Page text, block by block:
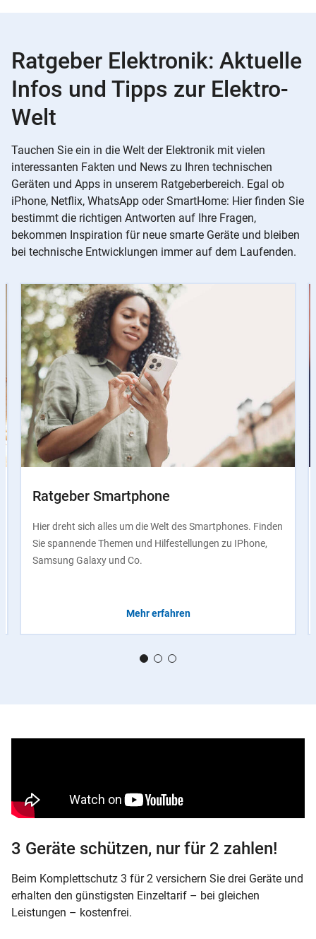
Ratgeber Elektronik: Aktuelle
Infos und Tipps zur Elektro-
Welt
Tauchen Sie ein in die Welt der Elektronik mit vielen
interessanten Fakten und News zu Ihren technischen
Geräten und Apps in unserem Ratgeberbereich. Egal ob
iPhone, Netflix, WhatsApp oder SmartHome: Hier finden Sie
bestimmt die richtigen Antworten auf Ihre Fragen,
bekommen Inspiration für neue smarte Geräte und bleiben
bei technische Entwicklungen immer auf dem Laufenden.
Instructions
Ratgeber Smartphone
Hier dreht sich alles um die Welt des Smartphones. Finden
Sie spannende Themen und Hilfestellungen zu IPhone,
Samsung Galaxy und Co.
Mehr erfahren
3 Geräte schützen, nur für 2 zahlen!
Beim Komplettschutz 3 für 2 versichern Sie drei Geräte und
erhalten den günstigsten Einzeltarif – bei gleichen
Leistungen – kostenfrei.